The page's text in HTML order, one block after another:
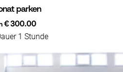
parken
€ 300.00
1 Stunde